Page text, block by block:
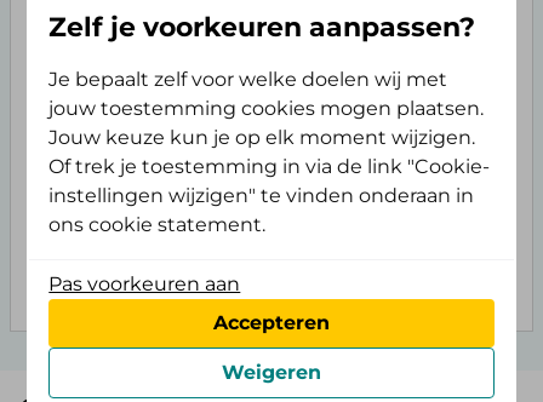
Extra vergoeding: persoonlijke
gezondheidscheck
Meer dan 590.000 klanten
gingen je voor.
Kies een collectieve zorgverzekering
Zelf je voorkeuren aanpassen?
Je bepaalt zelf voor welke doelen wij met
jouw toestemming cookies mogen plaatsen.
Jouw keuze kun je op elk moment wijzigen.
Of trek je toestemming in via de link "Cookie-
instellingen wijzigen" te vinden onderaan in
ons cookie statement.
Pas voorkeuren aan
Accepteren
Weigeren